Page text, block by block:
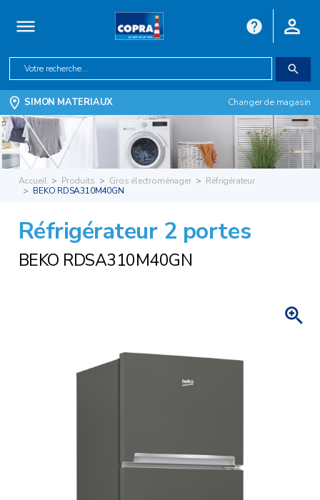
SIMON MATERIAUX Changer de magasin
Accueil Produits Gros électroménager
Réfrigérateur
BEKO RDSA310M40GN
Réfrigérateur 2 portes
BEKO RDSA310M40GN